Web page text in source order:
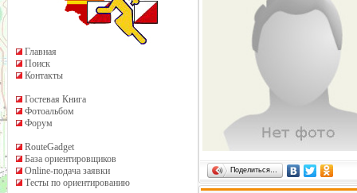
Главная
Поиск
Контакты
Гостевая Книга
Фотоальбом
Форум
RouteGadget
База ориентировщиков
Online-подача заявки
Тесты по ориентированию
Поделиться…